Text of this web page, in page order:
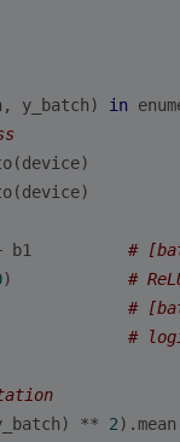
y_batch) in
w1 + b1
#
) #
w2 + b2
#
= h2
#
**
2